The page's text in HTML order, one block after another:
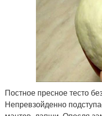
Постное пресное тесто
Непревзойденно